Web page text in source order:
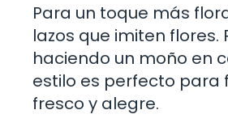
Para un toque más
lazos que imiten
haciendo un moño en
estilo es perfecto para
fresco y alegre.